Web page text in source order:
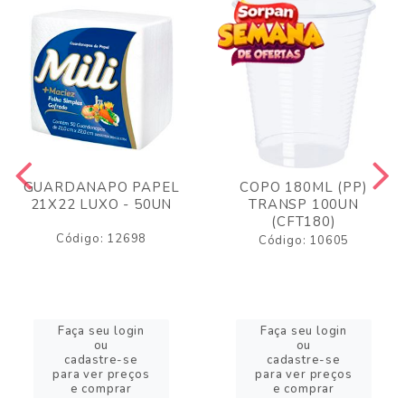
GUARDANAPO PAPEL
21X22 LUXO - 50UN
Código: 12698
Faça seu login
ou
cadastre-se
para ver preços
e comprar
COPO 180ML (PP)
TRANSP 100UN
(CFT180)
Código: 10605
Faça seu login
ou
cadastre-se
para ver preços
e comprar